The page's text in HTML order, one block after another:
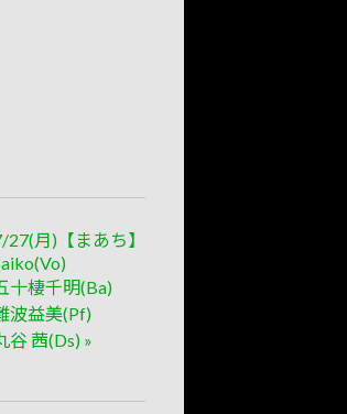
27(月)【まあち】
十棲千明(Ba)
波益美(Pf)
谷 茜(Ds) »